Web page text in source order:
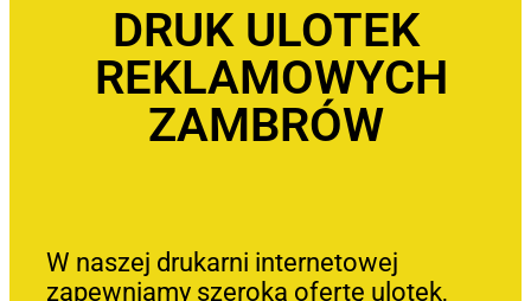
DRUK ULOTEK
REKLAMOWYCH
ZAMBRÓW
W naszej drukarni internetowej
zapewniamy szeroką ofertę ulotek,